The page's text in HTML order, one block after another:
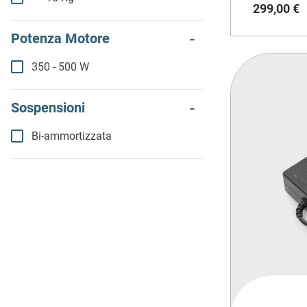
Potenza Motore
350 - 500 W
Sospensioni
Bi-ammortizzata
299,00 €